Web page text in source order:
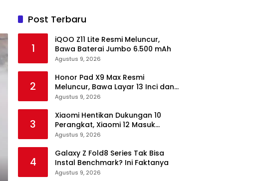
Post Terbaru
1
iQOO Z11 Lite Resmi Meluncur,
Bawa Baterai Jumbo 6.500 mAh
Agustus 9, 2026
2
Honor Pad X9 Max Resmi
Meluncur, Bawa Layar 13 Inci dan
Baterai 10.100 mAh
Agustus 9, 2026
3
Xiaomi Hentikan Dukungan 10
Perangkat, Xiaomi 12 Masuk
Daftar
Agustus 9, 2026
4
Galaxy Z Fold8 Series Tak Bisa
Instal Benchmark? Ini Faktanya
Agustus 9, 2026